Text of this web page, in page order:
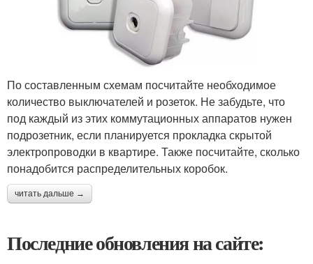
По составленным схемам посчитайте необходимое
количество выключателей и розеток. Не забудьте, что
под каждый из этих коммутационных аппаратов нужен
подрозетник, если планируется прокладка скрытой
электропроводки в квартире. Также посчитайте, сколько
понадобится распределительных коробок.
читать дальше →
Последние обновления на сайте: